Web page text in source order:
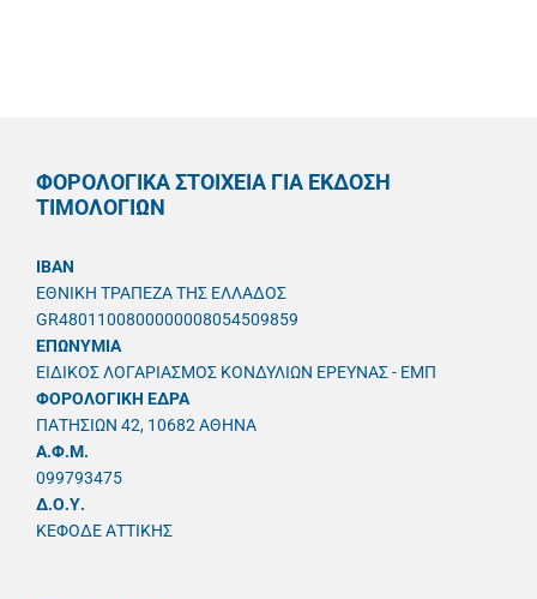
ΦΟΡΟΛΟΓΙΚΑ ΣΤΟΙΧΕΙΑ ΓΙΑ ΕΚΔΟΣΗ
ΤΙΜΟΛΟΓΙΩΝ
IBAN
ΕΘΝΙΚΗ ΤΡΑΠΕΖΑ ΤΗΣ ΕΛΛΑΔΟΣ
GR4801100800000008054509859
ΕΠΩΝΥΜΙΑ
ΕΙΔΙΚΟΣ ΛΟΓΑΡΙΑΣΜΟΣ ΚΟΝΔΥΛΙΩΝ ΕΡΕΥΝΑΣ - ΕΜΠ
ΦΟΡΟΛΟΓΙΚΗ ΕΔΡΑ
ΠΑΤΗΣΙΩΝ 42, 10682 ΑΘΗΝΑ
A.Φ.Μ.
099793475
Δ.Ο.Υ.
ΚΕΦΟΔΕ ΑΤΤΙΚΗΣ